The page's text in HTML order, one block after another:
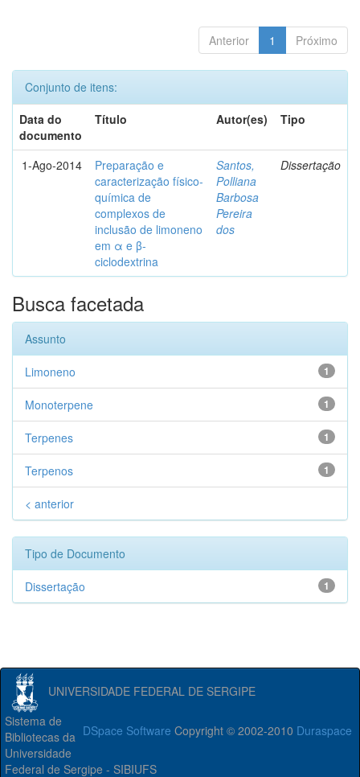
Anterior 1 Próximo
Conjunto de itens:
Data do
documento
Título Autor(es) Tipo
1-Ago-2014
Preparação e
caracterização físico-
química de
complexos de
inclusão de limoneno
em α e β-
ciclodextrina
Santos,
Polliana
Barbosa
Pereira
dos
Dissertação
Busca facetada
Assunto
1
Limoneno
1
Monoterpene
1
Terpenes
1
Terpenos
< anterior
Tipo de Documento
1
Dissertação
UNIVERSIDADE FEDERAL DE SERGIPE
DSpace Software Copyright © 2002-2010 Duraspace
Sistema de
Bibliotecas da
Universidade
Federal de Sergipe - SIBIUFS